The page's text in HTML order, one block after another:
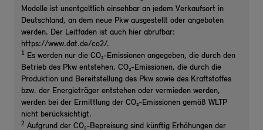
Modelle ist unentgeltlich einsehbar an jedem Verkaufsort in
Deutschland, an dem neue Pkw ausgestellt oder angeboten
werden. Der Leitfaden ist auch hier abrufbar:
https://www.dat.de/co2/.
1 Es werden nur die CO₂-Emissionen angegeben, die durch den
Betrieb des Pkw entstehen. CO₂-Emissionen, die durch die
Produktion und Bereitstellung des Pkw sowie des Kraftstoffes
bzw. der Energieträger entstehen oder vermieden werden,
werden bei der Ermittlung der CO₂-Emissionen gemäß WLTP
nicht berücksichtigt.
2 Aufgrund der CO₂-Bepreisung sind künftig Erhöhungen der